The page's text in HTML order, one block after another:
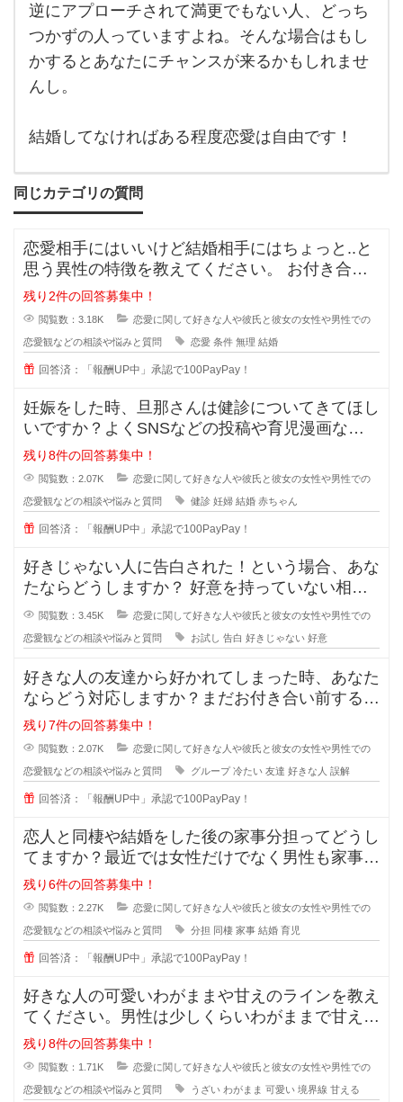
わけ
な
逆にアプローチされて満更でもない人、どっち
つかずの人っていますよね。そんな場合はもし
かするとあなたにチャンスが来るかもしれませ
んし。
結婚してなければある程度恋愛は自由です！
同じカテゴリの質問
恋愛相手にはいいけど結婚相手にはちょっと..と
思う異性の特徴を教えてください。 お付き合い
をしている間に相手のいい
残り2件の回答募集中！
閲覧数：3.18K 恋愛に関して好きな人や彼氏と彼女の女性や男性での
恋愛観などの相談や悩みと質問 恋愛 条件 無理 結婚
回答済：「報酬UP中」承認で100PayPay！
妊娠をした時、旦那さんは健診についてきてほし
いですか？よくSNSなどの投稿や育児漫画など
を見ていたりすると、仲の良さそう
残り8件の回答募集中！
閲覧数：2.07K 恋愛に関して好きな人や彼氏と彼女の女性や男性での
恋愛観などの相談や悩みと質問 健診 妊婦 結婚 赤ちゃん
回答済：「報酬UP中」承認で100PayPay！
好きじゃない人に告白された！という場合、あな
たならどうしますか？ 好意を持っていない相手
からの告白、結構戸惑ったり
閲覧数：3.45K 恋愛に関して好きな人や彼氏と彼女の女性や男性での
恋愛観などの相談や悩みと質問 お試し 告白 好きじゃない 好意
好きな人の友達から好かれてしまった時、あなた
ならどう対応しますか？まだお付き合い前する段
階で、2人だとまだぎこちないから
残り7件の回答募集中！
閲覧数：2.07K 恋愛に関して好きな人や彼氏と彼女の女性や男性での
恋愛観などの相談や悩みと質問 グループ 冷たい 友達 好きな人 誤解
回答済：「報酬UP中」承認で100PayPay！
恋人と同棲や結婚をした後の家事分担ってどうし
てますか？最近では女性だけでなく男性も家事を
やろうみたいな風潮がある時代です
残り6件の回答募集中！
閲覧数：2.27K 恋愛に関して好きな人や彼氏と彼女の女性や男性での
恋愛観などの相談や悩みと質問 分担 同棲 家事 結婚 育児
回答済：「報酬UP中」承認で100PayPay！
好きな人の可愛いわがままや甘えのラインを教え
てください。男性は少しくらいわがままで甘えて
くれる女性が好きと言いますが、あ
残り8件の回答募集中！
閲覧数：1.71K 恋愛に関して好きな人や彼氏と彼女の女性や男性での
恋愛観などの相談や悩みと質問 うざい わがまま 可愛い 境界線 甘える